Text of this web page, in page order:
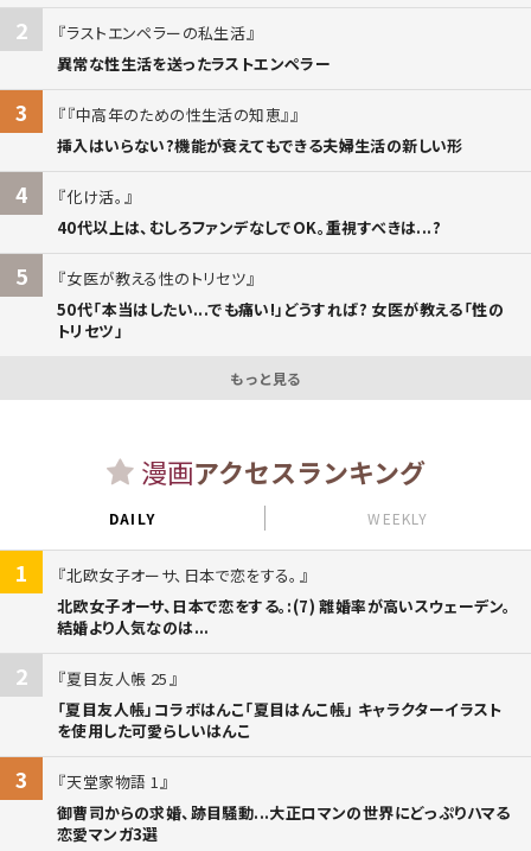
2
ラストエンペラーの私生活
異常な性生活を送ったラストエンペラー
3
『中高年のための性生活の知恵』
挿入はいらない?機能が衰えてもできる夫婦生活の新しい形
4
化け活。
40代以上は、むしろファンデなしでOK。重視すべきは...?
5
女医が教える性のトリセツ
50代「本当はしたい...でも痛い!」どうすれば? 女医が教える「性の
トリセツ」
もっと見る
漫画アクセスランキング
DAILY WEEKLY
1
北欧女子オーサ、日本で恋をする。
北欧女子オーサ、日本で恋をする。:(7) 離婚率が高いスウェーデン。
結婚より人気なのは...
2
夏目友人帳 25
「夏目友人帳」コラボはんこ「夏目はんこ帳」 キャラクターイラスト
を使用した可愛らしいはんこ
3
天堂家物語 1
御曹司からの求婚、跡目騒動...大正ロマンの世界にどっぷりハマる
恋愛マンガ3選